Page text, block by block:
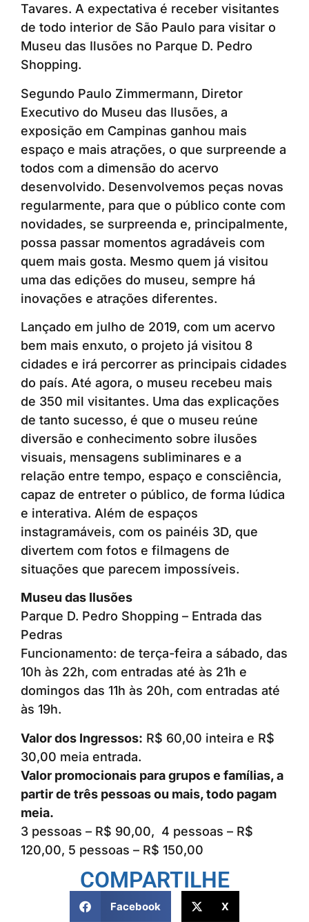
Tavares. A expectativa é receber visitantes
de todo interior de São Paulo para visitar o
Museu das Ilusões no Parque D. Pedro
Shopping.
Segundo Paulo Zimmermann, Diretor
Executivo do Museu das Ilusões, a
exposição em Campinas ganhou mais
espaço e mais atrações, o que surpreende a
todos com a dimensão do acervo
desenvolvido. Desenvolvemos peças novas
regularmente, para que o público conte com
novidades, se surpreenda e, principalmente,
possa passar momentos agradáveis com
quem mais gosta. Mesmo quem já visitou
uma das edições do museu, sempre há
inovações e atrações diferentes.
Lançado em julho de 2019, com um acervo
bem mais enxuto, o projeto já visitou 8
cidades e irá percorrer as principais cidades
do país. Até agora, o museu recebeu mais
de 350 mil visitantes. Uma das explicações
de tanto sucesso, é que o museu reúne
diversão e conhecimento sobre ilusões
visuais, mensagens subliminares e a
relação entre tempo, espaço e consciência,
capaz de entreter o público, de forma lúdica
e interativa. Além de espaços
instagramáveis, com os painéis 3D, que
divertem com fotos e filmagens de
situações que parecem impossíveis.
Museu das Ilusões
Parque D. Pedro Shopping – Entrada das
Pedras
Funcionamento: de terça-feira a sábado, das
10h às 22h, com entradas até às 21h e
domingos das 11h às 20h, com entradas até
às 19h.
Valor dos Ingressos: R$ 60,00 inteira e R$
30,00 meia entrada.
Valor promocionais para grupos e famílias, a
partir de três pessoas ou mais, todo pagam
meia.
3 pessoas – R$ 90,00, 4 pessoas – R$
120,00, 5 pessoas – R$ 150,00
COMPARTILHE
Facebook X